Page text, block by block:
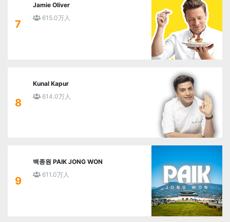
7
Jamie Oliver
615.0万人
8
Kunal Kapur
614.0万人
9
백종원 PAIK JONG WON
611.0万人